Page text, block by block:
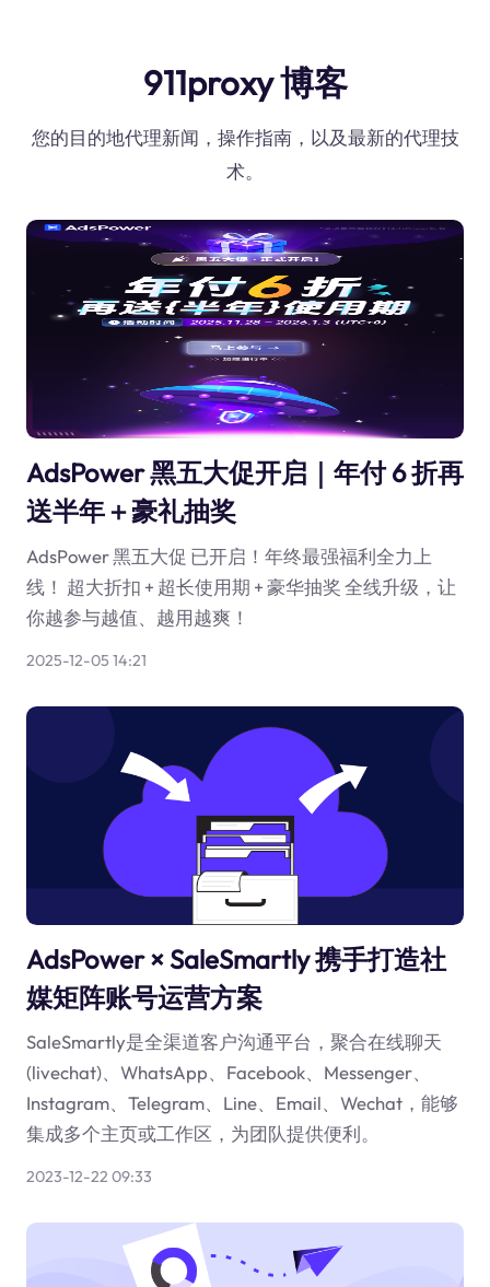
911proxy 博客
您的目的地代理新闻，操作指南，以及最新的代理技
术。
AdsPower 黑五大促开启｜年付 6 折再
送半年＋豪礼抽奖
AdsPower 黑五大促 已开启！年终最强福利全力上
线！ 超大折扣 + 超长使用期 + 豪华抽奖 全线升级，让
你越参与越值、越用越爽！
2025-12-05 14:21
AdsPower × SaleSmartly 携手打造社
媒矩阵账号运营方案
SaleSmartly是全渠道客户沟通平台，聚合在线聊天
(livechat)、WhatsApp、Facebook、Messenger、
Instagram、Telegram、Line、Email、Wechat，能够
集成多个主页或工作区，为团队提供便利。
2023-12-22 09:33